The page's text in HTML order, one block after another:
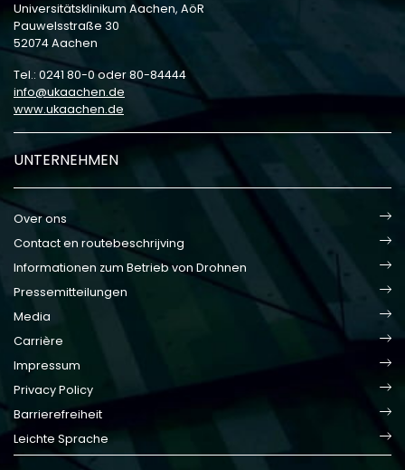
Universitätsklinikum Aachen, AöR
Pauwelsstraße 30
52074 Aachen
Tel.: 0241 80-0 oder 80-84444
info
ukaachen de
www.ukaachen.de
UNTERNEHMEN
Over ons
Contact en routebeschrijving
Informationen zum Betrieb von Drohnen
Pressemitteilungen
Media
Carrière
Impressum
Privacy Policy
Barrierefreiheit
Leichte Sprache